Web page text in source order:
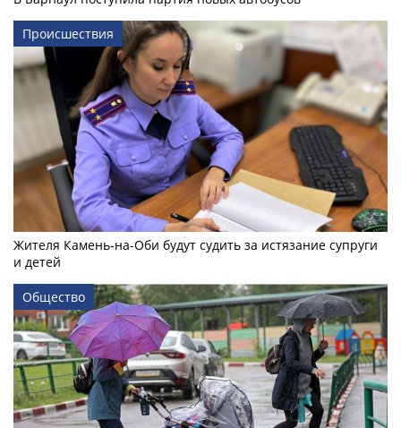
Происшествия
Жителя Камень-на-Оби будут судить за истязание супруги
и детей
Общество